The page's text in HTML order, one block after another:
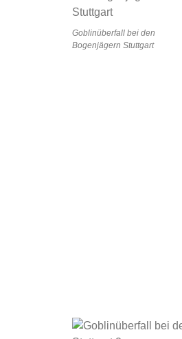
Goblinüberfall bei den
Bogenjägern Stuttgart